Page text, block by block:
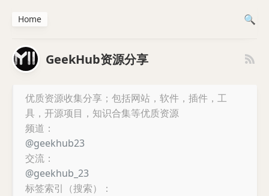
GeekHub资源分享
优质资源收集分享；包括网站，软件，插件，工
具，开源项目，知识合集等优质资源
频道：
@geekhub23
交流：
@geekhub_23
标签索引（搜索）：
Home